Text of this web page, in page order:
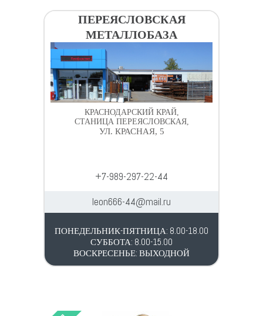
ПЕРЕЯСЛОВСКАЯ
МЕТАЛЛОБАЗА
КРАСНОДАРСКИЙ КРАЙ,
СТАНИЦА ПЕРЕЯСЛОВСКАЯ,
УЛ. КРАСНАЯ, 5
+7-989-297-22-44
leon666-44@mail.ru
ПОНЕДЕЛЬНИК-ПЯТНИЦА: 8.00-18.00
СУББОТА: 8.00-15.00
ВОСКРЕСЕНЬЕ: ВЫХОДНОЙ